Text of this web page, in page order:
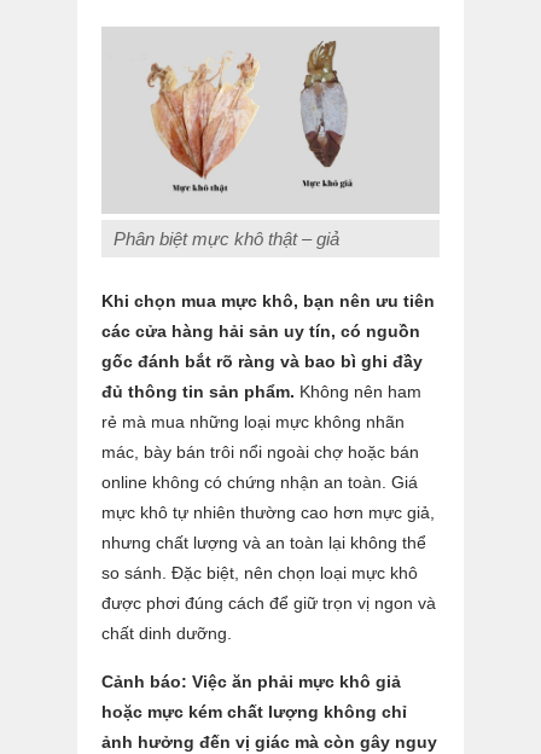
Phân biệt mực khô thật – giả
Khi chọn mua mực khô, bạn nên ưu tiên
các cửa hàng hải sản uy tín, có nguồn
gốc đánh bắt rõ ràng và bao bì ghi đầy
đủ thông tin sản phẩm. Không nên ham
rẻ mà mua những loại mực không nhãn
mác, bày bán trôi nổi ngoài chợ hoặc bán
online không có chứng nhận an toàn. Giá
mực khô tự nhiên thường cao hơn mực giả,
nhưng chất lượng và an toàn lại không thể
so sánh. Đặc biệt, nên chọn loại mực khô
được phơi đúng cách để giữ trọn vị ngon và
chất dinh dưỡng.
Cảnh báo: Việc ăn phải mực khô giả
hoặc mực kém chất lượng không chỉ
ảnh hưởng đến vị giác mà còn gây nguy